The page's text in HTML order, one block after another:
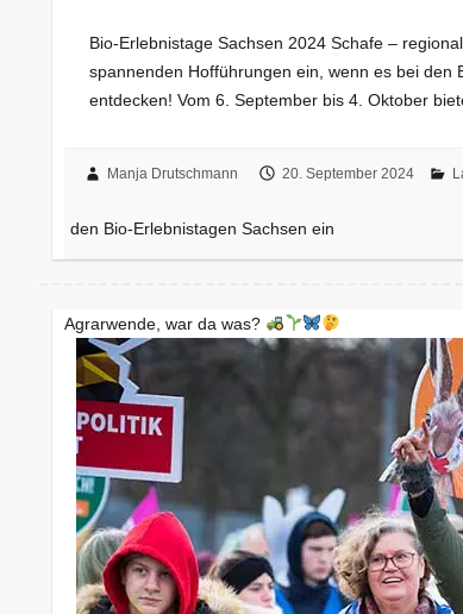
Bio-Erlebnistage Sachsen 2024 Schafe –
spannenden Hofführungen ein, wenn es bei den
entdecken! Vom 6. September bis 4. Oktober
Manja Drutschmann 20. September 2024
den Bio-Erlebnistagen Sachsen ein
Agrarwende, war da was?